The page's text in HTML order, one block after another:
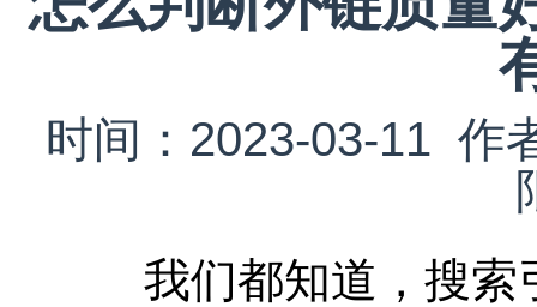
时间：2023-03-11 作
我们都知道，搜索